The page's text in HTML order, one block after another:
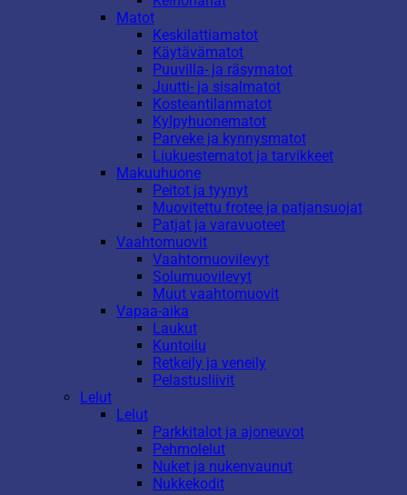
Matot
Keskilattiamatot
Käytävämatot
Puuvilla- ja räsymatot
Juutti- ja sisalmatot
Kosteantilanmatot
Kylpyhuonematot
Parveke ja kynnysmatot
Liukuestematot ja tarvikkeet
Makuuhuone
Peitot ja tyynyt
Muovitettu frotee ja patjansuojat
Patjat ja varavuoteet
Vaahtomuovit
Vaahtomuovilevyt
Solumuovilevyt
Muut vaahtomuovit
Vapaa-aika
Laukut
Kuntoilu
Retkeily ja veneily
Pelastusliivit
Lelut
Lelut
Parkkitalot ja ajoneuvot
Pehmolelut
Nuket ja nukenvaunut
Nukkekodit